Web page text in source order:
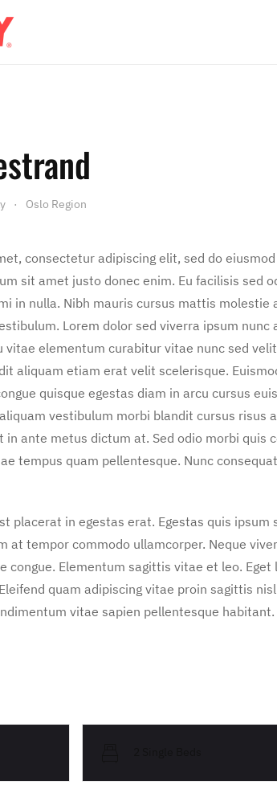
Oslo Region
consectetur adipiscing elit, sed do
sit amet justo donec enim. Eu facilisis sed
in nulla. Nibh mauris cursus mattis
Lorem dolor sed viverra ipsum
vitae elementum curabitur vitae nunc sed
aliquam etiam erat velit scelerisque.
quisque egestas diam in arcu cursus
vestibulum morbi blandit cursus risus
in ante metus dictum at. Sed odio morbi quis
tempus quam pellentesque. Nunc
placerat in egestas erat. Egestas quis
at tempor commodo ullamcorper. Neque
congue. Elementum sagittis vitae et leo.
quam adipiscing vitae proin sagittis
vitae sapien pellentesque